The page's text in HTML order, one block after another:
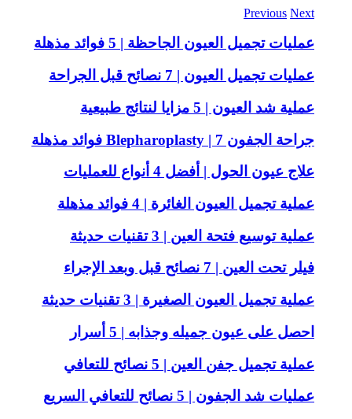
Previous Next
عمليات تجميل العيون الجاحظة | 5 فوائد مذهلة
عمليات تجميل العيون | 7 نصائح قبل الجراحة
عملية شد العيون | 5 مزايا لنتائج طبيعية
جراحة الجفون Blepharoplasty | 7 فوائد مذهلة
علاج عيون الحول | أفضل 4 أنواع للعمليات
عملية تجميل العيون الغائرة | 4 فوائد مذهلة
عملية توسيع فتحة العين | 3 تقنيات حديثة
فيلر تحت العين | 7 نصائح قبل وبعد الإجراء
عملية تجميل العيون الصغيرة | 3 تقنيات حديثة
احصل على عيون جميله وجذابه | 5 أسرار
عملية تجميل جفن العين | 5 نصائح للتعافي
عمليات شد الجفون | 5 نصائح للتعافي السريع